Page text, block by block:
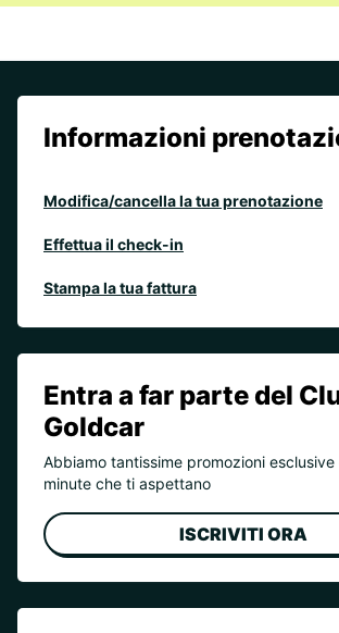
Informazioni
Modifica/cancella la tua prenotazione
Effettua il check-in
Stampa la tua fattura
Entra a far parte del
Goldcar
Abbiamo tantissime promozioni
minute che ti aspettano
ISCRIVITI ORA